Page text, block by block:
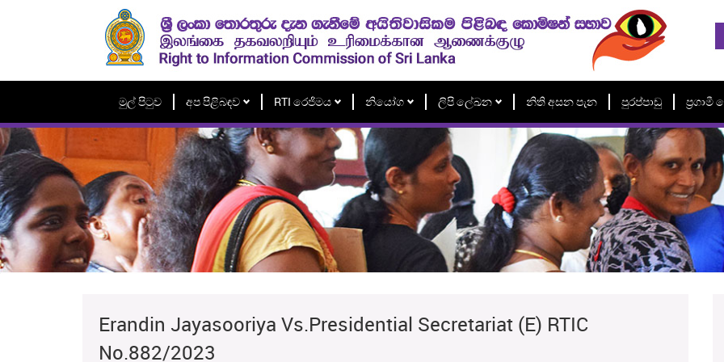
මුල් පිටුව අප පිළිබඳව RTI රෙජිමය නියෝග ලිපි ලේඛන නිති අසන පැන පුරප්පාඩු ප්‍රගාමී
Erandin Jayasooriya Vs.Presidential Secretariat (E) RTIC
No.882/2023